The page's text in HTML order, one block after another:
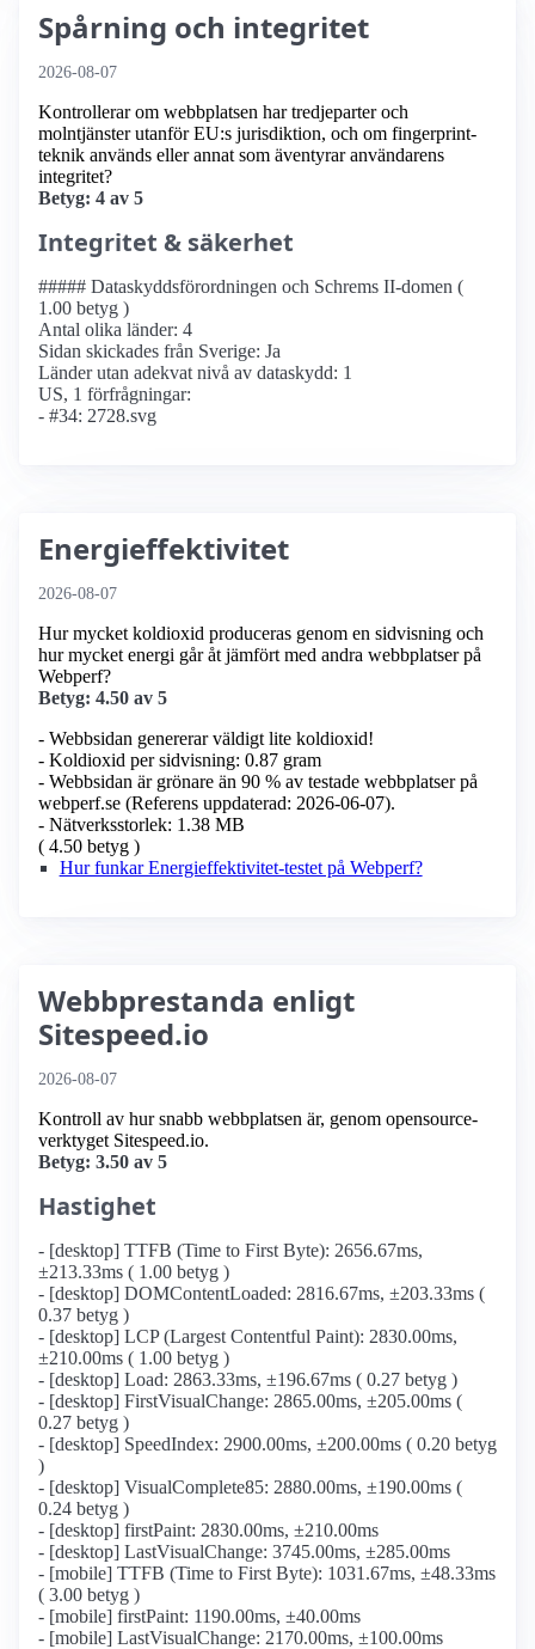
Spårning och integritet
2026-08-07
Kontrollerar om webbplatsen har tredjeparter och
molntjänster utanför EU:s jurisdiktion, och om fingerprint-
teknik används eller annat som äventyrar användarens
integritet?
Betyg: 4 av 5
Integritet & säkerhet
##### Dataskyddsförordningen och Schrems II-domen (
1.00 betyg )
Antal olika länder: 4
Sidan skickades från Sverige: Ja
Länder utan adekvat nivå av dataskydd: 1
US, 1 förfrågningar:
- #34: 2728.svg
Energieffektivitet
2026-08-07
Hur mycket koldioxid produceras genom en sidvisning och
hur mycket energi går åt jämfört med andra webbplatser på
Webperf?
Betyg: 4.50 av 5
- Webbsidan genererar väldigt lite koldioxid!
- Koldioxid per sidvisning: 0.87 gram
- Webbsidan är grönare än 90 % av testade webbplatser på
webperf.se (Referens uppdaterad: 2026-06-07).
- Nätverksstorlek: 1.38 MB
( 4.50 betyg )
Hur funkar Energieffektivitet-testet på Webperf?
Webbprestanda enligt
Sitespeed.io
2026-08-07
Kontroll av hur snabb webbplatsen är, genom opensource-
verktyget Sitespeed.io.
Betyg: 3.50 av 5
Hastighet
- [desktop] TTFB (Time to First Byte): 2656.67ms,
±213.33ms ( 1.00 betyg )
- [desktop] DOMContentLoaded: 2816.67ms, ±203.33ms (
0.37 betyg )
- [desktop] LCP (Largest Contentful Paint): 2830.00ms,
±210.00ms ( 1.00 betyg )
- [desktop] Load: 2863.33ms, ±196.67ms ( 0.27 betyg )
- [desktop] FirstVisualChange: 2865.00ms, ±205.00ms (
0.27 betyg )
- [desktop] SpeedIndex: 2900.00ms, ±200.00ms ( 0.20 betyg
)
- [desktop] VisualComplete85: 2880.00ms, ±190.00ms (
0.24 betyg )
- [desktop] firstPaint: 2830.00ms, ±210.00ms
- [desktop] LastVisualChange: 3745.00ms, ±285.00ms
- [mobile] TTFB (Time to First Byte): 1031.67ms, ±48.33ms
( 3.00 betyg )
- [mobile] firstPaint: 1190.00ms, ±40.00ms
- [mobile] LastVisualChange: 2170.00ms, ±100.00ms